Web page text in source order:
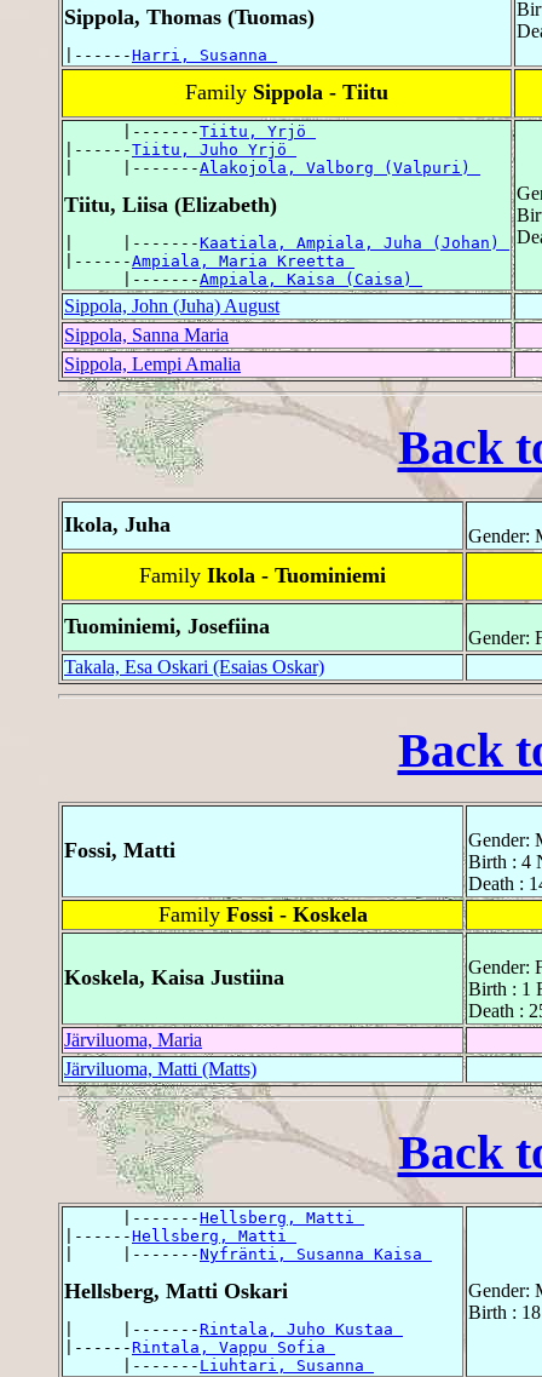
Sippola, Thomas (Tuomas)
|------Harri, Susanna
Family Sippola - Tiitu
      |-------
Tiitu, Yrjö
|------Tiitu, Juho Yrjö
|     |-------Alakojola, Valborg (Valpuri)
Tiitu, Liisa (Elizabeth)
|     |-------Kaatiala, Ampiala, Juha (Johan)
|------Ampiala, Maria Kreetta
      |-------
Ampiala, Kaisa (Caisa)
Sippola, John (Juha) August
Sippola, Sanna Maria
Sippola, Lempi Amalia
Back
Ikola, Juha Gender:
Family Ikola - Tuominiemi
Tuominiemi, Josefiina
Gender:
Takala, Esa Oskari (Esaias Oskar)
Back
Fossi, Matti
Gender:
Birth : 4
Death :
Family Fossi - Koskela
Koskela, Kaisa Justiina
Gender:
Birth : 1
Death :
Järviluoma, Maria
Järviluoma, Matti (Matts)
Back
      |-------
Hellsberg, Matti
|------Hellsberg, Matti
|     |-------Nyfränti, Susanna Kaisa
Hellsberg, Matti Oskari
|     |-------Rintala, Juho Kustaa
|------Rintala, Vappu Sofia
      |-------
Liuhtari, Susanna
Gender:
Birth :